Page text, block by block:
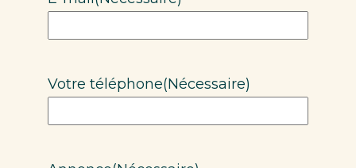
Votre téléphone(Nécessaire)